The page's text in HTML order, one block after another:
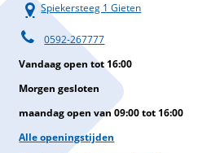
Spiekersteeg 1 Gieten
0592-267777
Vandaag open tot 16:00
Morgen gesloten
maandag open van 09:00 tot 16:00
Alle openingstijden